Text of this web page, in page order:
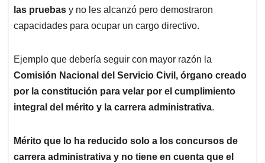
las pruebas y no les alcanzó pero demostraron
capacidades para ocupar un cargo directivo.
Ejemplo que debería seguir con mayor razón la
Comisión Nacional del Servicio Civil, órgano creado
por la constitución para velar por el cumplimiento
integral del mérito y la carrera administrativa.
Mérito que lo ha reducido solo a los concursos de
carrera administrativa y no tiene en cuenta que el